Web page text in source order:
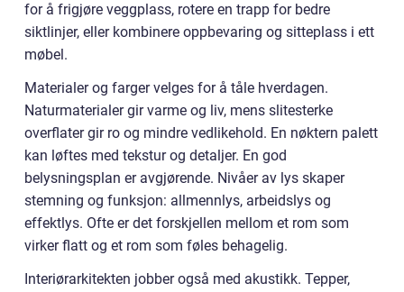
for å frigjøre veggplass, rotere en trapp for bedre
siktlinjer, eller kombinere oppbevaring og sitteplass i ett
møbel.
Materialer og farger velges for å tåle hverdagen.
Naturmaterialer gir varme og liv, mens slitesterke
overflater gir ro og mindre vedlikehold. En nøktern palett
kan løftes med tekstur og detaljer. En god
belysningsplan er avgjørende. Nivåer av lys skaper
stemning og funksjon: allmennlys, arbeidslys og
effektlys. Ofte er det forskjellen mellom et rom som
virker flatt og et rom som føles behagelig.
Interiørarkitekten jobber også med akustikk. Tepper,